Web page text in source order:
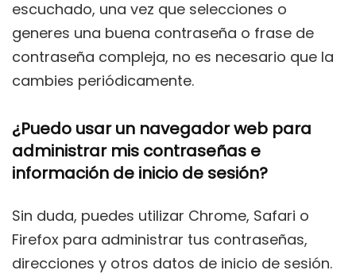
escuchado, una vez que selecciones o
generes una buena contraseña o frase de
contraseña compleja, no es necesario que la
cambies periódicamente.
¿Puedo usar un navegador web para
administrar mis contraseñas e
información de inicio de sesión?
Sin duda, puedes utilizar Chrome, Safari o
Firefox para administrar tus contraseñas,
direcciones y otros datos de inicio de sesión.